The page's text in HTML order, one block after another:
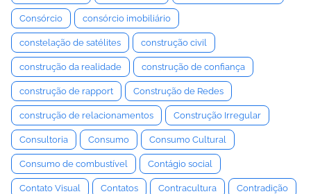
Consórcio consórcio imobiliário
constelação de satélites construção civil
construção da realidade construção de confiança
construção de rapport Construção de Redes
construção de relacionamentos Construção Irregular
Consultoria Consumo Consumo Cultural
Consumo de combustível Contágio social
Contato Visual Contatos Contracultura Contradição